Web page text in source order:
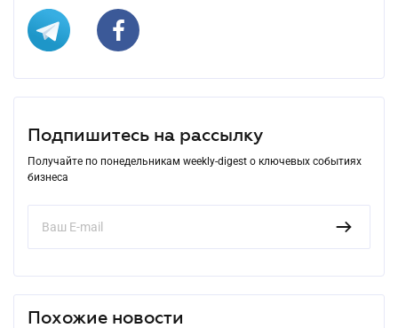
Подпишитесь на рассылку
Получайте по понедельникам weekly-digest о ключевых событиях
бизнеса
Похожие новости